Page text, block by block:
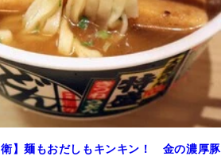
衛】麺もおだしもキンキン！ 金の濃厚豚